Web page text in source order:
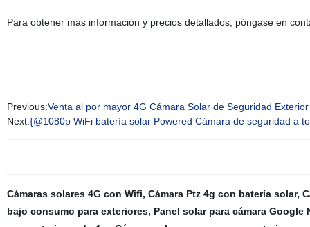
Para obtener más información y precios detallados, póngase en
Previous:Venta al por mayor 4G Cámara Solar de Seguridad
Next:{@1080p WiFi batería solar Powered Cámara de seguridad a
Cámaras solares 4G con Wifi, Cámara Ptz 4g con batería solar,
bajo consumo para exteriores, Panel solar para cámara Google